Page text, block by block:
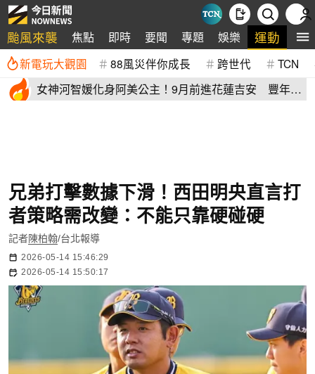
颱風來襲 焦點 即時 要聞 專題 娛樂 運動 全
新電玩大觀園 88風災伴你成長 跨世代 TCN
女神河智媛化身阿美公主！9月前進花蓮吉安 豐年節
兄弟打擊數據下滑！西田明央直言打
者策略需改變：不能只靠硬碰硬
記者陳柏翰/台北報導
2026-05-14 15:46:29
2026-05-14 15:50:17